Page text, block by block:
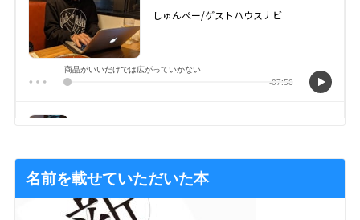
名前を載せていただいた本